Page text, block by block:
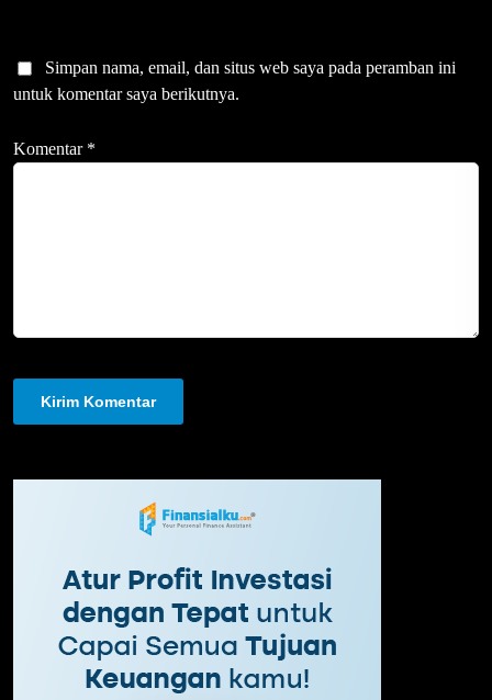
Simpan nama, email, dan situs web saya pada peramban ini
untuk komentar saya berikutnya.
Komentar *